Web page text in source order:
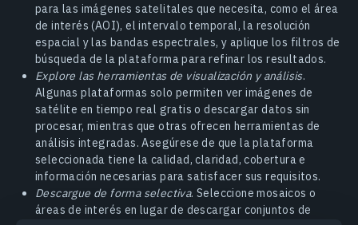
para las imágenes satelitales que necesita, como el área
de interés (AOI), el intervalo temporal, la resolución
espacial y las bandas espectrales, y aplique los filtros de
búsqueda de la plataforma para refinar los resultados.
Explore las herramientas de visualización y análisis.
Algunas plataformas solo permiten ver imágenes de
satélite en tiempo real gratis o descargar datos sin
procesar, mientras que otras ofrecen herramientas de
análisis integradas. Asegúrese de que la plataforma
seleccionada tiene la calidad, claridad, cobertura e
información necesarias para satisfacer sus requisitos.
Descargue de forma selectiva. Seleccione mosaicos o
áreas de interés en lugar de descargar conjuntos de